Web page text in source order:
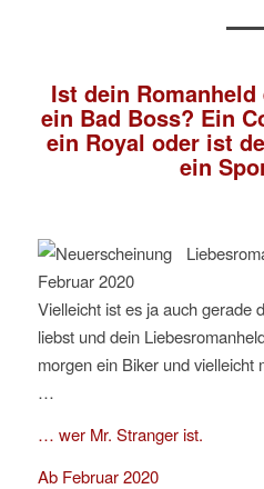
Ist dein
ein Bad Boss? Ein
ein Royal oder ist
ein
Vielleicht ist es ja auch gerade
liebst und dein
morgen ein Biker und vielleicht
…
… wer Mr. Stranger ist.
Ab Februar 2020